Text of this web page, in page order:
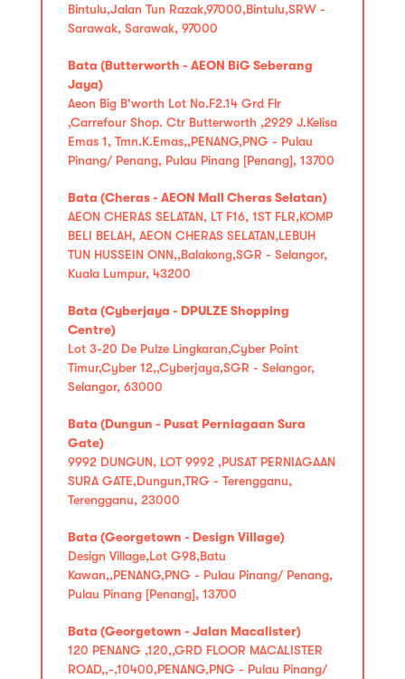
Bintulu,Jalan Tun Razak,97000,Bintulu,SRW -
Sarawak, Sarawak, 97000
Bata (Butterworth - AEON BiG Seberang
Jaya)
Aeon Big B'worth Lot No.F2.14 Grd Flr
,Carrefour Shop. Ctr Butterworth ,2929 J.Kelisa
Emas 1, Tmn.K.Emas,,PENANG,PNG - Pulau
Pinang/ Penang, Pulau Pinang [Penang], 13700
Bata (Cheras - AEON Mall Cheras Selatan)
AEON CHERAS SELATAN, LT F16, 1ST FLR,KOMP
BELI BELAH, AEON CHERAS SELATAN,LEBUH
TUN HUSSEIN ONN,,Balakong,SGR - Selangor,
Kuala Lumpur, 43200
Bata (Cyberjaya - DPULZE Shopping
Centre)
Lot 3-20 De Pulze Lingkaran,Cyber Point
Timur,Cyber 12,,Cyberjaya,SGR - Selangor,
Selangor, 63000
Bata (Dungun - Pusat Perniagaan Sura
Gate)
9992 DUNGUN, LOT 9992 ,PUSAT PERNIAGAAN
SURA GATE,Dungun,TRG - Terengganu,
Terengganu, 23000
Bata (Georgetown - Design Village)
Design Village,Lot G98,Batu
Kawan,,PENANG,PNG - Pulau Pinang/ Penang,
Pulau Pinang [Penang], 13700
Bata (Georgetown - Jalan Macalister)
120 PENANG ,120,,GRD FLOOR MACALISTER
ROAD,,-,10400,PENANG,PNG - Pulau Pinang/